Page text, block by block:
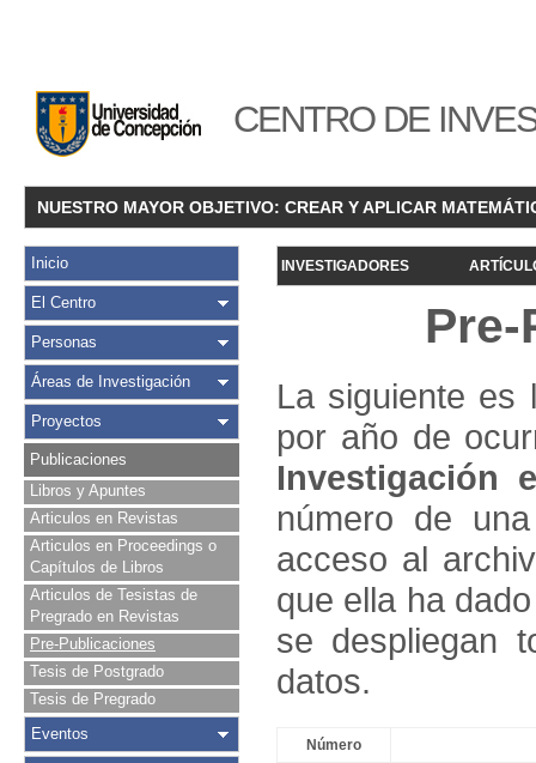
CENTRO DE
NUESTRO MAYOR OBJETIVO: CREAR Y APLICAR
Inicio
El Centro
Personas
Áreas de Investigación
Proyectos
Publicaciones
Libros y Apuntes
Articulos en Revistas
Articulos en Proceedings o
Capítulos de Libros
Articulos de Tesistas de
Pregrado en Revistas
Pre-Publicaciones
Tesis de Postgrado
Tesis de Pregrado
Eventos
INVESTIGADORES
La siguiente es
por año de
Investigación
número de
acceso al
que ella ha
se despliegan
datos.
Número